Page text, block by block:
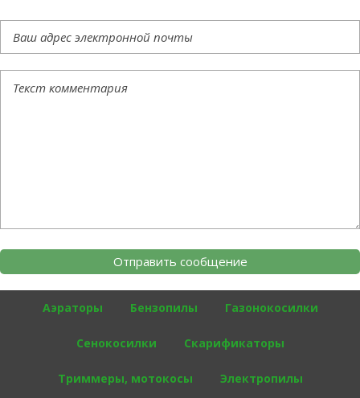
Аэраторы Бензопилы Газонокосилки
Сенокосилки Скарификаторы
Триммеры, мотокосы Электропилы